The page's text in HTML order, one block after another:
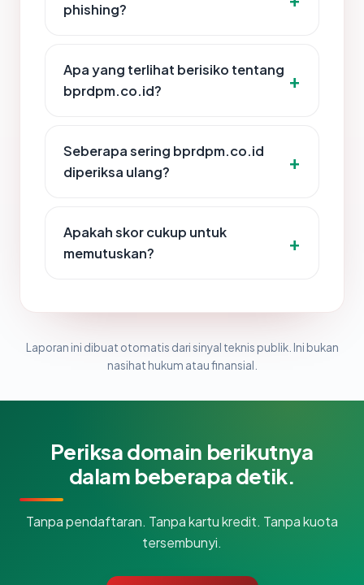
phishing?
Apa yang terlihat berisiko tentang
bprdpm.co.id?
Seberapa sering bprdpm.co.id
diperiksa ulang?
Apakah skor cukup untuk
memutuskan?
Laporan ini dibuat otomatis dari sinyal teknis publik. Ini bukan
nasihat hukum atau finansial.
Periksa domain berikutnya
dalam beberapa detik.
Tanpa pendaftaran. Tanpa kartu kredit. Tanpa kuota
tersembunyi.